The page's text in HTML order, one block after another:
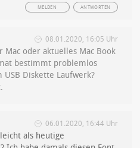
ANTWORTEN
MELDEN
08.01.2020, 16:05 Uhr
Mac oder aktuelles Mac Book
bestimmt problemlos
USB Diskette Laufwerk?
06.01.2020, 16:44 Uhr
als heutige